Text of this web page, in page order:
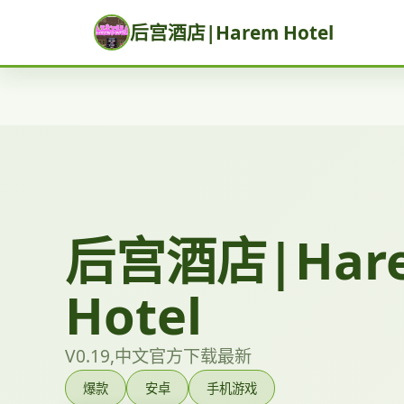
后宫酒店|Harem Hotel
后宫酒店
Hotel
V0.19,中文官方下载最新
爆款 安卓 手机游戏